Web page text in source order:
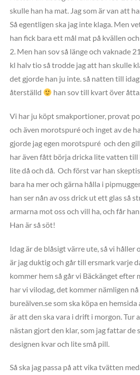
skulle han ha mat. Jag som är van att
Så egentligen ska jag inte klaga. Men
han fick bara ett mål mat på kvällen
2. Men han sov så länge och vaknade
kl halv tio så trodde jag att han skulle
det gjorde han ju inte. så natten till
återställd
han sov till kvart över
Vi har ju köpt smakportioner, provat
och även morotspuré och inget av de
gjorde jag egen morotspuré och den
har även fått börja dricka lite vatten
lite då och då. Och först var han
bara ha mer och gärna hålla i
han ser nån av oss drick ut ett glas så
armarna mot oss och vill ha, och får
Han är så söt!
Idag är de blåsigt värre ute, så vi håller
är jag duktig och går till ersmark varje
kommer hem så går vi Bäckänget efter
har vi vilodag, det kommer nämligen
bureälven.se som ska köpa en hemsida
är att den ska vara i drift i morgon. Tur
nästan gjort den klar, som jag fattar de
designen kvar och lite små pill.
Så ska jag passa på att vika tvätten